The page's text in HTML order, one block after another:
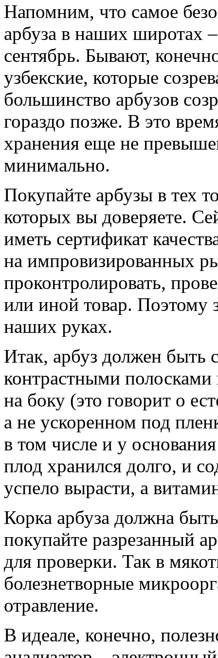
Напомним, что самое
арбуза в наших широтах
сентябрь. Бывают,
узбекские, которые
большинство арбузов
гораздо позже. В это
хранения еще не
минимально.
Покупайте арбузы в тех
которых вы доверяете.
иметь сертификат
на импровизированных
проконтролировать,
или иной товар. Поэтому
наших руках.
Итак, арбуз должен быть
контрастными
на боку (это говорит о
а не ускоренном под
в том числе и у
плод хранился долго, и
успело вырасти, а
Корка арбуза должна
покупайте разрезанный
для проверки. Так в
болезнетворные
отравление.
В идеале, конечно,